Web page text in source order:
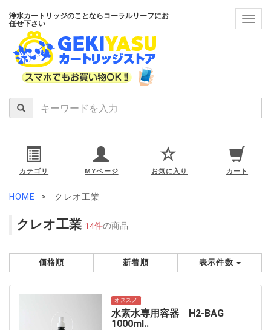
浄水カートリッジのことならコーラルリーフにお
任せ下さい
カテゴリ MYページ お気に入り カート
HOME クレオ工業
クレオ工業 14件の商品
価格順 新着順 表示件数
オススメ
水素水専用容器 H2-BAG
1000ml..